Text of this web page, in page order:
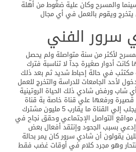
والمسرح وكان علية ضغوط من أهلة
ويقوم بالعمل في أي مجال
سرور الفني
لأكثر من سنة متواصلة ولم يحصل
كانت أدوار صغيرة جدآ لا تناسبة فترك
في حالة إحباط شديد ثم بعد ذلك
لأحد الجامعات للدراسة والتخرج للعمل
شاب ورفض شادي ذلك الحياة الروتينية
ورفعها علي قناة خاصة بة قناة
شادي سرور , وإستطاع أن يجلب إلي القناة ما يقارب 5 مليون مشترك
التواصل الإجتماعي وحقق نجاح في
بسبب الجحود وإنتقد أفعال بعض
يقولون أن شادي سرور كان يمر بحالة
وهو مجرد كلام في أوقات غضب فقط